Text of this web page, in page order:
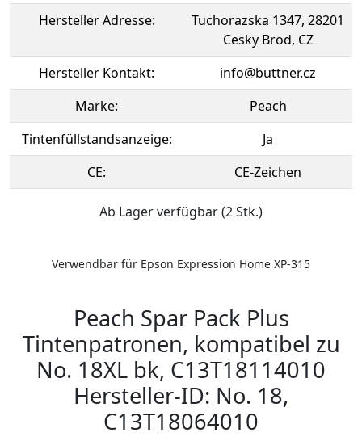
Hersteller Adresse:
Tuchorazska 1347, 28201
Cesky Brod, CZ
Hersteller Kontakt:
info@buttner.cz
Marke:
Peach
Tintenfüllstandsanzeige:
Ja
CE:
CE-Zeichen
Ab Lager verfügbar (2 Stk.)
Verwendbar für Epson Expression Home XP-315
Peach Spar Pack Plus
Tintenpatronen, kompatibel zu
No. 18XL bk, C13T18114010
Hersteller-ID: No. 18,
C13T18064010